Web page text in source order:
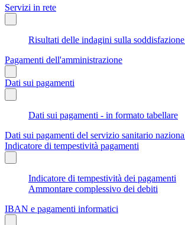
Servizi in rete
Risultati delle indagini sulla
Pagamenti dell'amministrazione
Dati sui pagamenti
Dati sui pagamenti - in formato tabellare
Dati sui pagamenti del servizio sanitario
Indicatore di tempestività pagamenti
Indicatore di tempestività dei pagamenti
Ammontare complessivo dei debiti
IBAN e pagamenti informatici